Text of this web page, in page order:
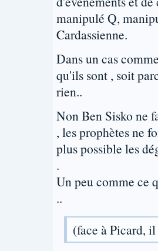
manipulé Q,
Cardassienne.
Dans un cas
qu'ils sont , soit
rien..
Non Ben Sisko ne
, les prophètes ne
plus possible les
.
Un peu comme ce
..
(face à Picard,